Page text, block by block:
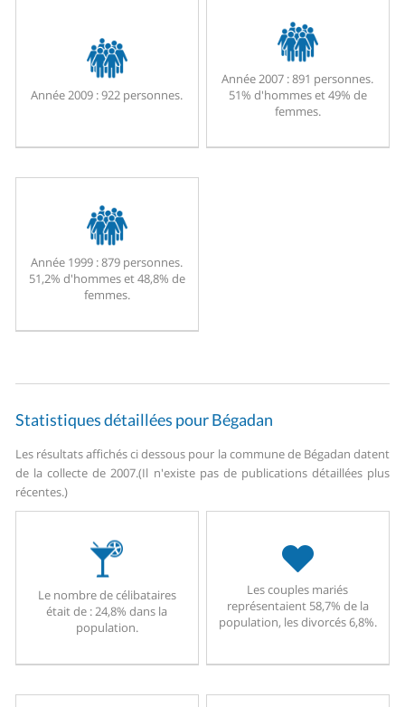
Année 2009 :922 personnes.
Année 2007 :891 personnes.
51% d'hommes et 49% de
femmes.
Année 1999 :879 personnes.
51,2% d'hommes et 48,8% de
femmes.
Statistiques détaillées pour Bégadan
Les résultats affichés ci dessous pour la commune de Bégadan datent
de la collecte de 2007.(Il n'existe pas de publications détaillées plus
récentes.)
Le nombre de célibataires
était de : 24,8% dans la
population.
Les couples mariés
représentaient 58,7% de la
population, les divorcés 6,8%.